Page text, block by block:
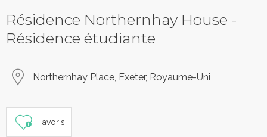
Résidence Northernhay House -
Résidence étudiante
Northernhay Place, Exeter, Royaume-Uni
Favoris